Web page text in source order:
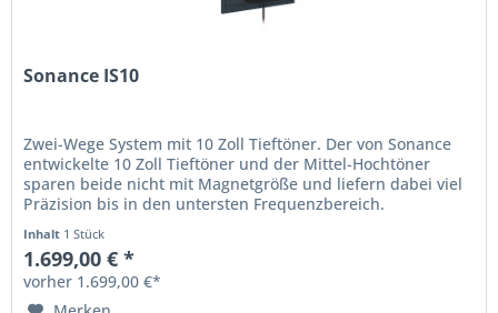
Sonance IS10
Zwei-Wege System mit 10 Zoll Tieftöner. Der von Sonance
entwickelte 10 Zoll Tieftöner und der Mittel-Hochtöner
sparen beide nicht mit Magnetgröße und liefern dabei viel
Präzision bis in den untersten Frequenzbereich.
Inhalt 1 Stück
1.699,00 € *
vorher 1.699,00 €*